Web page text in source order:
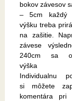
bokov závesov
– 5cm každý
výšku treba
na zašitie.
závese
240cm sa
výška
Individualnu
si môžete
komentára pri